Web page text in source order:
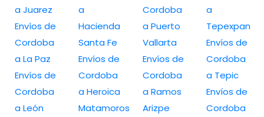
a Juarez
Envíos de
Cordoba
a La Paz
Envíos de
Cordoba
a León
a
Hacienda
Santa Fe
Envíos de
Cordoba
a Heroica
Matamoros
Cordoba
a Puerto
Vallarta
Envíos de
Cordoba
a Ramos
Arizpe
a
Tepexpan
Envíos de
Cordoba
a Tepic
Envíos de
Cordoba